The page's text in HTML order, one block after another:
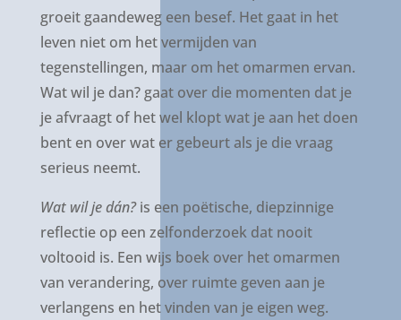
groeit gaandeweg een besef. Het gaat in het
leven niet om het vermijden van
tegenstellingen, maar om het omarmen ervan.
Wat wil je dan? gaat over die momenten dat je
je afvraagt of het wel klopt wat je aan het doen
bent en over wat er gebeurt als je die vraag
serieus neemt.
Wat wil je dán?is een poëtische, diepzinnige
reflectie op een zelfonderzoek dat nooit
voltooid is. Een wijs boek over het omarmen
van verandering, over ruimte geven aan je
verlangens en het vinden van je eigen weg.